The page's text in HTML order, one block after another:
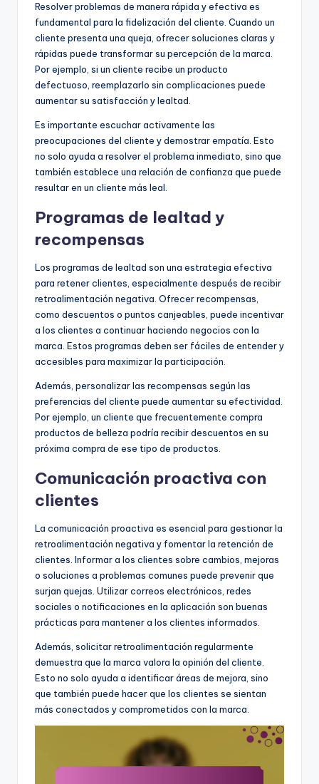
Resolver problemas de manera rápida y efectiva es
fundamental para la fidelización del cliente. Cuando un
cliente presenta una queja, ofrecer soluciones claras y
rápidas puede transformar su percepción de la marca.
Por ejemplo, si un cliente recibe un producto
defectuoso, reemplazarlo sin complicaciones puede
aumentar su satisfacción y lealtad.
Es importante escuchar activamente las
preocupaciones del cliente y demostrar empatía. Esto
no solo ayuda a resolver el problema inmediato, sino que
también establece una relación de confianza que puede
resultar en un cliente más leal.
Programas de lealtad y
recompensas
Los programas de lealtad son una estrategia efectiva
para retener clientes, especialmente después de recibir
retroalimentación negativa. Ofrecer recompensas,
como descuentos o puntos canjeables, puede incentivar
a los clientes a continuar haciendo negocios con la
marca. Estos programas deben ser fáciles de entender y
accesibles para maximizar la participación.
Además, personalizar las recompensas según las
preferencias del cliente puede aumentar su efectividad.
Por ejemplo, un cliente que frecuentemente compra
productos de belleza podría recibir descuentos en su
próxima compra de ese tipo de productos.
Comunicación proactiva con
clientes
La comunicación proactiva es esencial para gestionar la
retroalimentación negativa y fomentar la retención de
clientes. Informar a los clientes sobre cambios, mejoras
o soluciones a problemas comunes puede prevenir que
surjan quejas. Utilizar correos electrónicos, redes
sociales o notificaciones en la aplicación son buenas
prácticas para mantener a los clientes informados.
Además, solicitar retroalimentación regularmente
demuestra que la marca valora la opinión del cliente.
Esto no solo ayuda a identificar áreas de mejora, sino
que también puede hacer que los clientes se sientan
más conectados y comprometidos con la marca.